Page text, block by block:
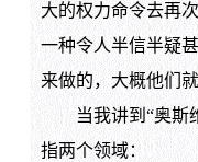
大的权力命令去再
一种令人半信半疑
来做的，大概他们
当我讲到“奥斯维
指两个领域：